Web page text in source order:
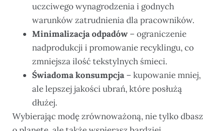
uczciwego wynagrodzenia i godnych
warunków zatrudnienia dla pracowników.
Minimalizacja odpadów – ograniczenie
nadprodukcji i promowanie recyklingu, co
zmniejsza ilość tekstylnych śmieci.
Świadoma konsumpcja – kupowanie mniej,
ale lepszej jakości ubrań, które posłużą
dłużej.
Wybierając modę zrównoważoną, nie tylko dbasz